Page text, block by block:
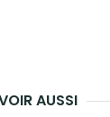
AUSSI